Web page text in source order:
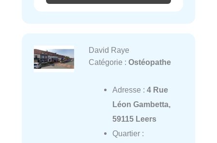
David Raye
Catégorie : Ostéopathe
Adresse : 4 Rue
Léon Gambetta,
59115 Leers
Quartier :